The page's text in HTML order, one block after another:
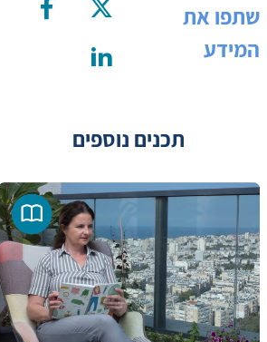
שתפו את
המידע
תכנים נוספים